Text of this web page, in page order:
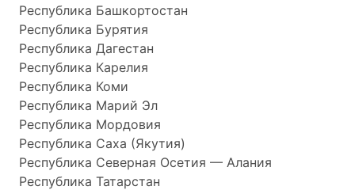
Республика Башкортостан
Республика Бурятия
Республика Дагестан
Республика Карелия
Республика Коми
Республика Марий Эл
Республика Мордовия
Республика Саха (Якутия)
Республика Северная Осетия — Алания
Республика Татарстан